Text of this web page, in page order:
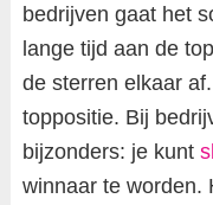
bedrijven gaat het
lange tijd aan de
de sterren elkaar
toppositie. Bij
bijzonders: je kunt
winnaar te worden.